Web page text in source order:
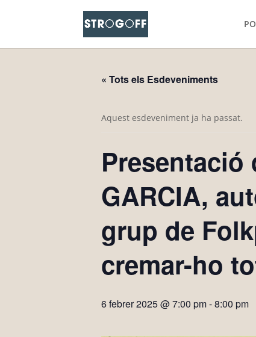
« Tots els Esdeveniments
Aquest esdeveniment ja ha passat.
Presentació
GARCIA,
grup de
cremar-ho
6 febrer 2025 @ 7:00 pm-8:00 pm